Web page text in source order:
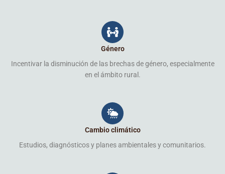
Género
Incentivar la disminución de las brechas de género, especialmente
en el ámbito rural.
Cambio climático
Estudios, diagnósticos y planes ambientales y comunitarios.